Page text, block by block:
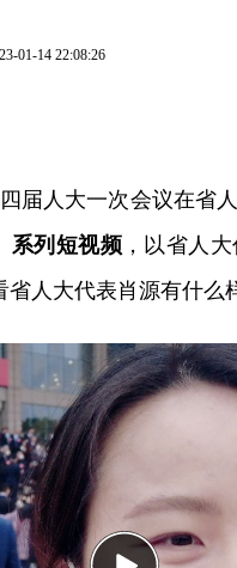
01-14 22:08:26
届人大一次会议在省
系列短视频 ，以省人
人大代表肖源有什么